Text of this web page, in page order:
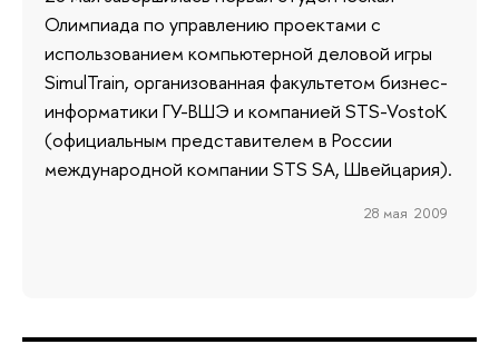
Олимпиада по управлению проектами с
использованием компьютерной деловой игры
SimulTrain, организованная факультетом бизнес-
информатики ГУ-ВШЭ и компанией STS-VostoK
(официальным представителем в России
международной компании STS SA, Швейцария).
28 мая 2009